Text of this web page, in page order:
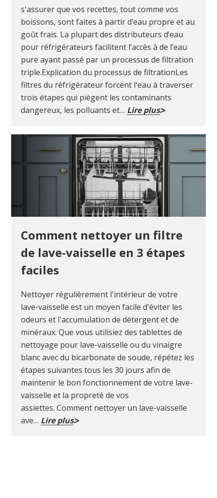
s'assurer que vos recettes, tout comme vos
boissons, sont faites à partir d’eau propre et au
goût frais. La plupart des distributeurs d’eau
pour réfrigérateurs facilitent l’accès à de l’eau
pure ayant passé par un processus de filtration
triple.Explication du processus de filtrationLes
filtres du réfrigérateur forcent l'eau à traverser
trois étapes qui piègent les contaminants
dangereux, les polluants et… Lire plus
Comment nettoyer un filtre
de lave-vaisselle en 3 étapes
faciles
Nettoyer régulièrement l'intérieur de votre
lave-vaisselle est un moyen facile d'éviter les
odeurs et l'accumulation de détergent et de
minéraux. Que vous utilisiez des tablettes de
nettoyage pour lave-vaisselle ou du vinaigre
blanc avec du bicarbonate de soude, répétez les
étapes suivantes tous les 30 jours afin de
maintenir le bon fonctionnement de votre lave-
vaisselle et la propreté de vos
assiettes. Comment nettoyer un lave-vaisselle
ave… Lire plus